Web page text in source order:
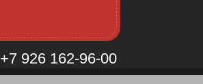
+7 926 162-96-00